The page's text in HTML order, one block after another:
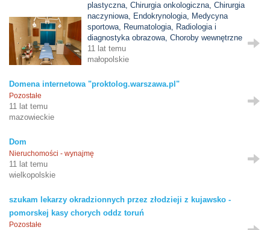
plastyczna, Chirurgia onkologiczna, Chirurgia
naczyniowa, Endokrynologia, Medycyna
sportowa, Reumatologia, Radiologia i
diagnostyka obrazowa, Choroby wewnętrzne
11 lat temu
małopolskie
Domena internetowa "proktolog.warszawa.pl"
Pozostałe
11 lat temu
mazowieckie
Dom
Nieruchomości - wynajmę
11 lat temu
wielkopolskie
szukam lekarzy okradzionnych przez złodzieji z kujawsko -
pomorskej kasy chorych oddz toruń
Pozostałe